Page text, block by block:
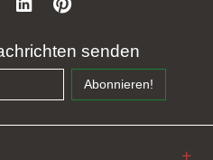
senden
Abonnieren!